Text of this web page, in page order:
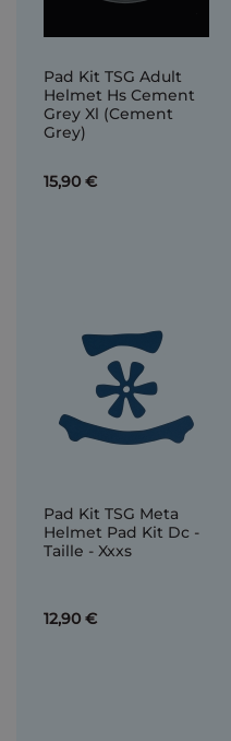
Pad Kit TSG Adult
Helmet Hs Cement
Grey Xl (Cement
Grey)
15,90 €
Pad Kit TSG Meta
Helmet Pad Kit Dc -
Taille - Xxxs
12,90 €